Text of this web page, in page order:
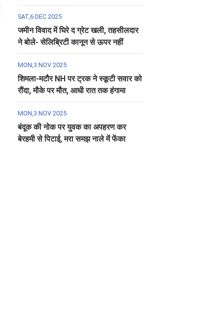
SAT,6 DEC 2025
जमीन विवाद में घिरे द ग्रेट खली, तहसीलदार
ने बोले- सेलिब्रिटी कानून से ऊपर नहीं
MON,3 NOV 2025
शिमला-मटौर NH पर ट्रक ने स्कूटी सवार को
रौंदा, मौके पर मौत, आधी रात तक हंगामा
MON,3 NOV 2025
बंदूक की नोक पर युवक का अपहरण कर
बेरहमी से पिटाई, मरा समझ नाले में फेंका